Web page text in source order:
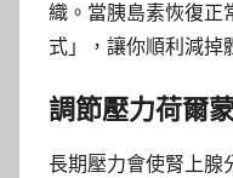
織。當胰島素恢復正
式」，讓你順利減掉
調節壓力荷爾
長期壓力會使腎上腺